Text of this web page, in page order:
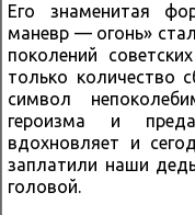
Его знаменитая
маневр — огонь»
поколений
только количество
символ
героизма и
вдохновляет и
заплатили наши
головой.